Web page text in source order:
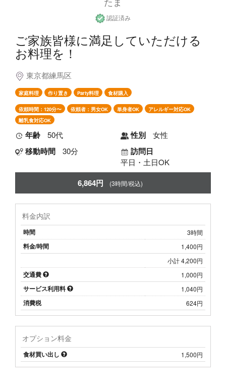
認証済み
ご家族皆様に満足していただける
お料理を！
東京都練馬区
家庭料理 作り置き Party料理 食材購入
依頼時間：120分〜 依頼者：男女OK 単身者OK
アレルギー対応OK
離乳食対応OK
年齢 50代 性別 女性
移動時間 30分 訪問日
平日・土日OK
6,864円 (3時間/税込)
料金内訳
時間 3時間
料金/時間
1,400円
小計 4,200円
交通費 1,000円
サービス利用料 1,040円
消費税 624円
オプション料金
食材買い出し 1,500円